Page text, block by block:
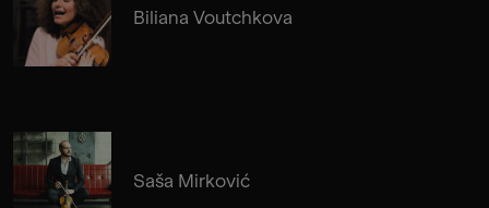
Biliana Voutchkova
Saša Mirković